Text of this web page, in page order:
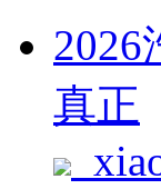
2026
真正